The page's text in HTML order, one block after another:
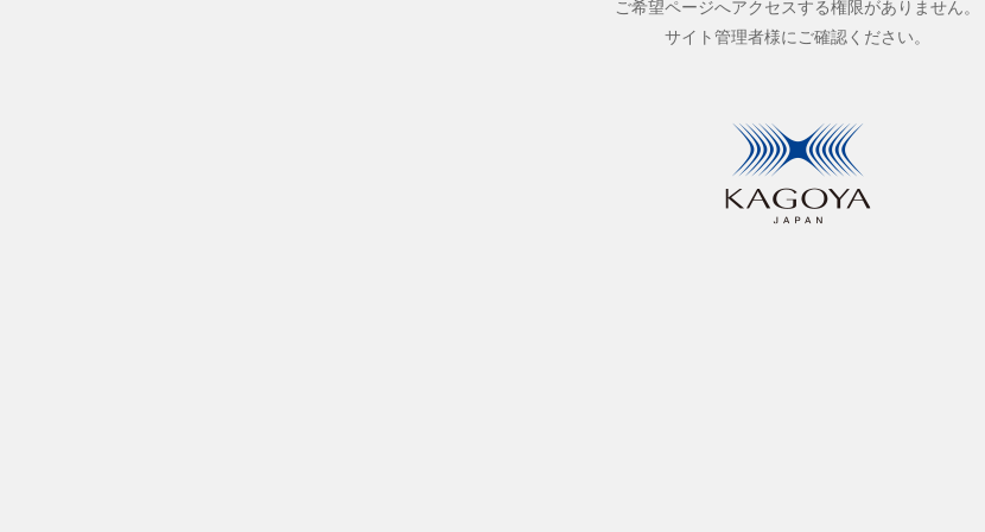
ご希望ページへアクセスする権限がありません。
サイト管理者様にご確認ください。